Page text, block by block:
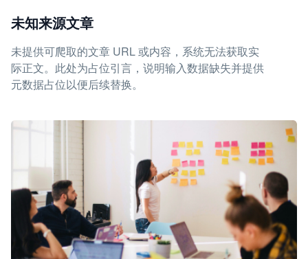
未知来源文章
未提供可爬取的文章 URL 或内容，系统无法获取实
际正文。此处为占位引言，说明输入数据缺失并提供
元数据占位以便后续替换。